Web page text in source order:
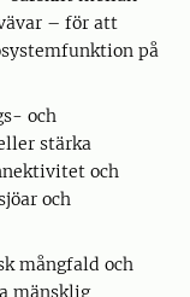
– för att
på
och
stärka
och
och
mångfald och
mänsklig